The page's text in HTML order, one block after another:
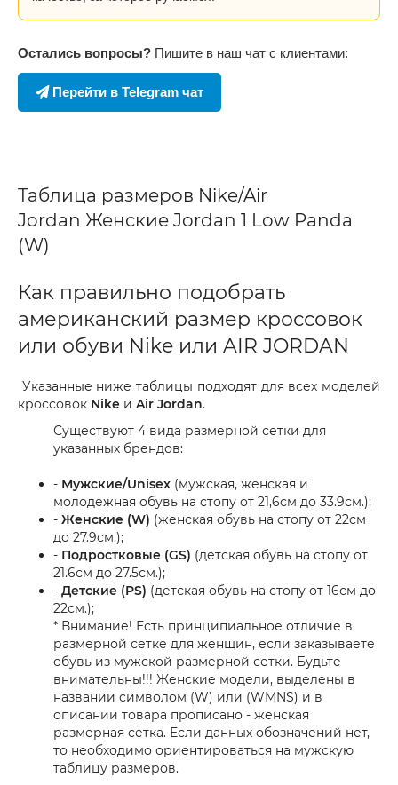
Остались вопросы? Пишите в наш чат с клиентами:
Перейти в Telegram чат
Таблица размеров Nike/Air
Jordan Женские Jordan 1 Low Panda
(W)
Как правильно подобрать
американский размер кроссовок
или обуви Nike или AIR JORDAN
Указанные ниже таблицы подходят для всех моделей
кроссовок Nike и Air Jordan.
Существуют 4 вида размерной сетки для
указанных брендов:
- Мужские/Unisex (мужская, женская и
молодежная обувь на стопу от 21,6см до 33.9см.);
- Женские (W) (женская обувь на стопу от 22см
до 27.9см.);
- Подростковые (GS) (детская обувь на стопу от
21.6см до 27.5см.);
- Детские (PS) (детская обувь на стопу от 16см до
22см.);
* Внимание! Есть принципиальное отличие в
размерной сетке для женщин, если заказываете
обувь из мужской размерной сетки. Будьте
внимательны!!! Женские модели, выделены в
названии символом (W) или (WMNS) и в
описании товара прописано - женская
размерная сетка. Если данных обозначений нет,
то необходимо ориентироваться на мужскую
таблицу размеров.